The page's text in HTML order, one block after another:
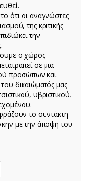
ότι οι αναγνώστες
της κριτικής
την
ο χώρος
σε μια
προσώπων και
δικαιώματός μας
υβριστικού,
το συντάκτη
με την άποψη του